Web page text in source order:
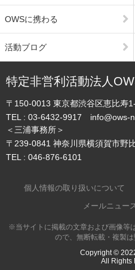
OWSに携わる
活動ブログ
特定非営利活動法人
〒150-0013 東京都渋谷区恵比寿
TEL : 03-6432-9917
info@ows-
＜三浦事務所＞
〒239-0841 神奈川県横須賀市野
TEL : 046-876-6101
個人情報の取り扱いについて
メールニュー
※当サイトに掲載の文章および画像等
ので、無断転載・複製は
Copyright ©
All Rights